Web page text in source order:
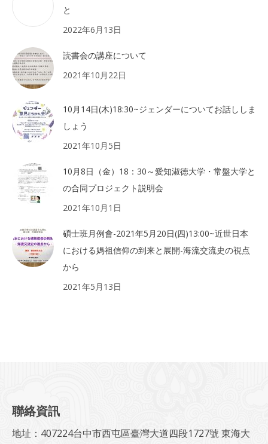
と
2022年6月13日
読書会の講座について
2021年10月22日
10月14日(木)18:30~ジェンダーについてお話ししま
しょう
2021年10月5日
10月8日（金）18：30～愛知淑徳大学・常盤大学と
の合同プロジェクト説明会
2021年10月1日
碩士班月例會-2021年5月20日(四)13:00~近世日本
における媽祖信仰の到来と展開-海流交流史の視点
から
2021年5月13日
聯絡資訊
地址：407224台中市西屯區臺灣大道四段1727號 東海大